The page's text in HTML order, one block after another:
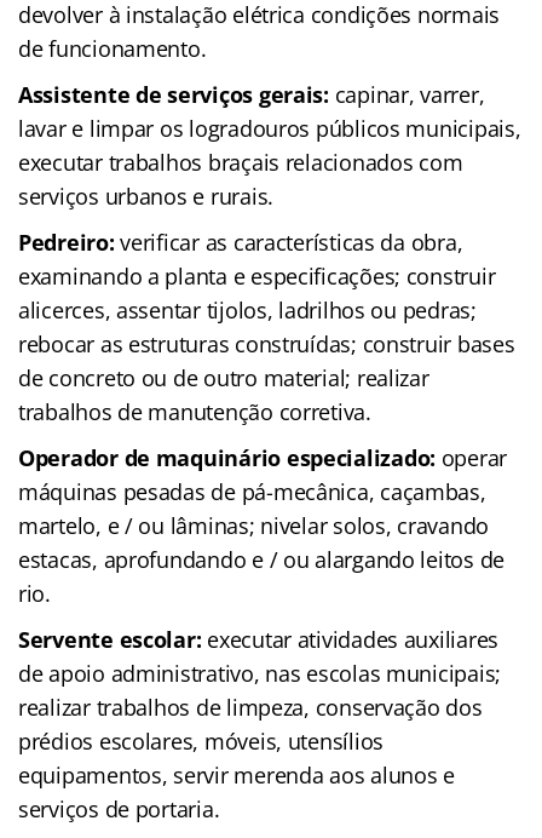
devolver à instalação elétrica condições normais
de funcionamento.
Assistente de serviços gerais: capinar, varrer,
lavar e limpar os logradouros públicos municipais,
executar trabalhos braçais relacionados com
serviços urbanos e rurais.
Pedreiro: verificar as características da obra,
examinando a planta e especificações; construir
alicerces, assentar tijolos, ladrilhos ou pedras;
rebocar as estruturas construídas; construir bases
de concreto ou de outro material; realizar
trabalhos de manutenção corretiva.
Operador de maquinário especializado: operar
máquinas pesadas de pá-mecânica, caçambas,
martelo, e / ou lâminas; nivelar solos, cravando
estacas, aprofundando e / ou alargando leitos de
rio.
Servente escolar: executar atividades auxiliares
de apoio administrativo, nas escolas municipais;
realizar trabalhos de limpeza, conservação dos
prédios escolares, móveis, utensílios
equipamentos, servir merenda aos alunos e
serviços de portaria.